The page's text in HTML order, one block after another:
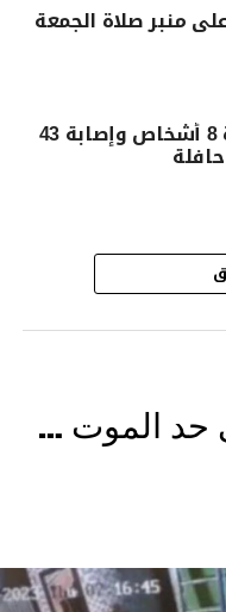
منبر صلاة الجمعة
السعودية : وفاة 8 أشخاص وإصابة 43
حد الموت …